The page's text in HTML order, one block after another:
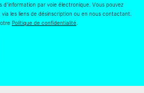
par voie électronique. Vous pouvez
les liens de désinscription ou en nous contactant.
Politique de confidentialité.